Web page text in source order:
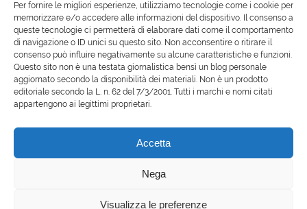
Per fornire le migliori esperienze, utilizziamo tecnologie come i cookie per
memorizzare e/o accedere alle informazioni del dispositivo. Il consenso a
queste tecnologie ci permetterà di elaborare dati come il comportamento
di navigazione o ID unici su questo sito. Non acconsentire o ritirare il
consenso può influire negativamente su alcune caratteristiche e funzioni.
Questo sito non è una testata giornalistica bensì un blog personale
aggiornato secondo la disponibilità dei materiali. Non è un prodotto
editoriale secondo la L. n. 62 del 7/3/2001. Tutti i marchi e nomi citati
appartengono ai legittimi proprietari.
Accetta
Nega
Visualizza le preferenze
servizi per le aziende
shopping
sport
Tech
tecnologia
travel
Uncategorized
wedding